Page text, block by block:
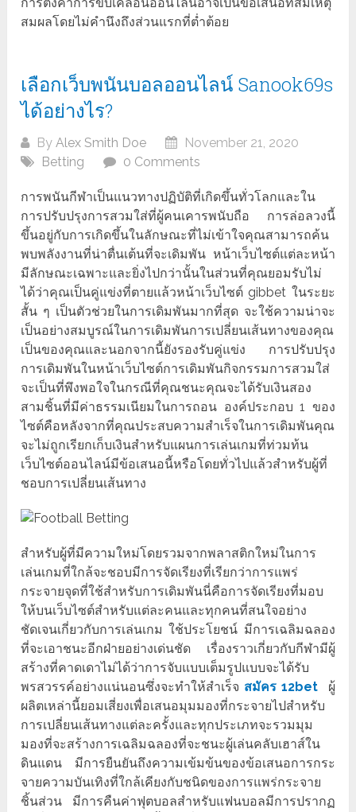
สมผลโดยไม่คำนึงถึงส่วนแรกที่ต่ำต้อย
เลือกเว็บพนันบอลออนไลน์ Sanook69s
ได้อย่างไร?
ByAlex Smith Doe
November 21, 2020
Betting
0 Comments
การพนันกีฬาเป็นแนวทางปฏิบัติที่เกิดขึ้นทั่วโลกและใน
การปรับปรุงการสวมใส่ที่ผู้คนเคารพนับถือ การล่อลวงนี้
ขึ้นอยู่กับการเกิดขึ้นในลักษณะที่ไม่เข้าใจคุณสามารถค้น
พบพลังงานที่น่าตื่นเต้นที่จะเดิมพัน หน้าเว็บไซต์แต่ละหน้า
มีลักษณะเฉพาะและยิ่งไปกว่านั้นในส่วนที่คุณยอมรับไม่
ได้ว่าคุณเป็นคู่แข่งที่ตายแล้วหน้าเว็บไซต์ gibbet ในระยะ
สั้น ๆ เป็นตัวช่วยในการเดิมพันมากที่สุด จะใช้ความน่าจะ
เป็นอย่างสมบูรณ์ในการเดิมพันการเปลี่ยนเส้นทางของคุณ
เป็นของคุณและนอกจากนี้ยังรองรับคู่แข่ง การปรับปรุง
การเดิมพันในหน้าเว็บไซต์การเดิมพันกิจกรรมการสวมใส่
จะเป็นที่พึงพอใจในกรณีที่คุณชนะคุณจะได้รับเงินสอง
สามชิ้นที่มีค่าธรรมเนียมในการถอน องค์ประกอบ 1 ของ
ไซต์คือหลังจากที่คุณประสบความสำเร็จในการเดิมพันคุณ
จะไม่ถูกเรียกเก็บเงินสำหรับแผนการเล่นเกมที่ท่วมท้น
เว็บไซต์ออนไลน์มีข้อเสนอนี้หรือโดยทั่วไปแล้วสำหรับผู้ที่
ชอบการเปลี่ยนเส้นทาง
สำหรับผู้ที่มีความใหม่โดยรวมจากพลาสติกใหม่ในการ
เล่นเกมที่ใกล้จะชอบมีการจัดเรียงที่เรียกว่าการแพร่
กระจายจุดที่ใช้สำหรับการเดิมพันนี่คือการจัดเรียงที่มอบ
ให้บนเว็บไซต์สำหรับแต่ละคนและทุกคนที่สนใจอย่าง
ชัดเจนเกี่ยวกับการเล่นเกม ใช้ประโยชน์ มีการเฉลิมฉลอง
ที่จะเอาชนะอีกฝ่ายอย่างเด่นชัด เรื่องราวเกี่ยวกับกีฬามีผู้
สร้างที่คาดเดาไม่ได้ว่าการจับแบบเต็มรูปแบบจะได้รับ
พรสวรรค์อย่างแน่นอนซึ่งจะทำให้สำเร็จ สมัคร 12bet ผู้
ผลิตเหล่านี้ยอมเสี่ยงเพื่อเสนอมุมมองที่กระจายไปสำหรับ
การเปลี่ยนเส้นทางแต่ละครั้งและทุกประเภทจะรวมมุม
มองที่จะสร้างการเฉลิมฉลองที่จะชนะผู้เล่นคลับเฮาส์ใน
ดินแดน มีการยืนยันถึงความเข้มข้นของข้อเสนอการกระ
จายความบันเทิงที่ใกล้เคียงกับชนิดของการแพร่กระจาย
ชิ้นส่วน มีการคืนค่าฟุตบอลสำหรับแฟนบอลมีการปรากฏ